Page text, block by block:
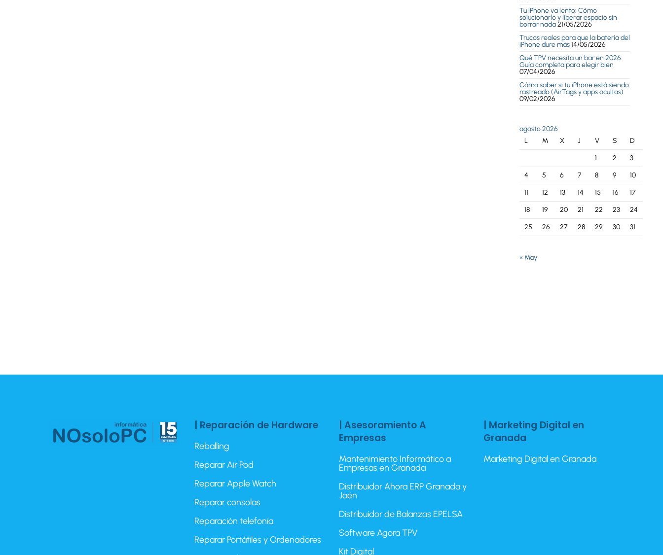
Tu iPhone va lento: Cómo
solucionarlo y liberar espacio sin
borrar nada21/05/2026
Trucos reales para que la batería del
iPhone dure más14/05/2026
Qué TPV necesita un bar en 2026:
Guía completa para elegir bien
07/04/2026
Cómo saber si tu iPhone está siendo
rastreado (AirTags y apps ocultas)
09/02/2026
agosto 2026
L
M X J V S D
1 2 3
4 5 6 7 8 9 10
11 12 13 14 15 16 17
18 19 20 21 22 23 24
25 26 27 28 29 30 31
« May
| Reparación de Hardware
Reballing
Reparar Air Pod
Reparar Apple Watch
Reparar consolas
Reparación telefonía
Reparar Portátiles y Ordenadores
| Asesoramiento A
Empresas
Mantenimiento Informático a
Empresas en Granada
Distribuidor Ahora ERP Granada y
Jaén
Distribuidor de Balanzas EPELSA
Software Agora TPV
Kit Digital
| Marketing Digital en
Granada
Marketing Digital en Granada